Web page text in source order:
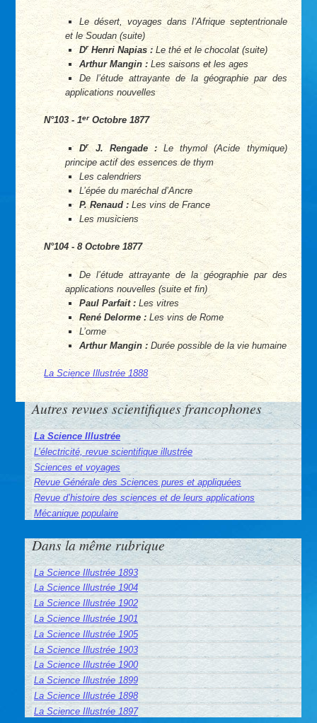
Le désert, voyages dans l’Afrique septentrionale
et le Soudan (suite)
DrHenri Napias :Le thé et le chocolat (suite)
Arthur Mangin : Les saisons et les ages
De l’étude attrayante de la géographie par des
applications nouvelles
N°103 - 1erOctobre 1877
DrJ. Rengade :Le thymol (Acide thymique)
principe actif des essences de thym
Les calendriers
L’épée du maréchal d’Ancre
P. Renaud : Les vins de France
Les musiciens
N°104 - 8 Octobre 1877
De l’étude attrayante de la géographie par des
applications nouvelles (suite et fin)
Paul Parfait : Les vitres
René Delorme : Les vins de Rome
L’orme
Arthur Mangin : Durée possible de la vie humaine
La Science Illustrée 1888
Autres revues scientifiques francophones
La Science Illustrée
L’électricité, revue scientifique illustrée
Sciences et voyages
Revue Générale des Sciences pures et appliquées
Revue d’histoire des sciences et de leurs applications
Mécanique populaire
Dans la même rubrique
La Science Illustrée 1893
La Science Illustrée 1904
La Science Illustrée 1902
La Science Illustrée 1901
La Science Illustrée 1905
La Science Illustrée 1903
La Science Illustrée 1900
La Science Illustrée 1899
La Science Illustrée 1898
La Science Illustrée 1897